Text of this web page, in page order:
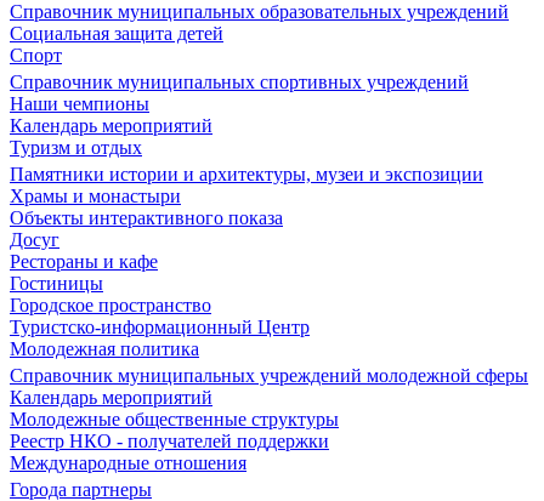
Справочник муниципальных образовательных учреждений
Социальная защита детей
Спорт
Справочник муниципальных спортивных учреждений
Наши чемпионы
Календарь мероприятий
Туризм и отдых
Памятники истории и архитектуры, музеи и экспозиции
Храмы и монастыри
Объекты интерактивного показа
Досуг
Рестораны и кафе
Гостиницы
Городское пространство
Туристско-информационный Центр
Молодежная политика
Справочник муниципальных учреждений молодежной сферы
Календарь мероприятий
Молодежные общественные структуры
Реестр НКО - получателей поддержки
Международные отношения
Города партнеры